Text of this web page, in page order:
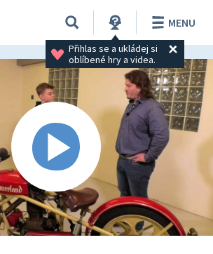
Přihlas se a ukládej si
oblíbené hry a videa.
MENU